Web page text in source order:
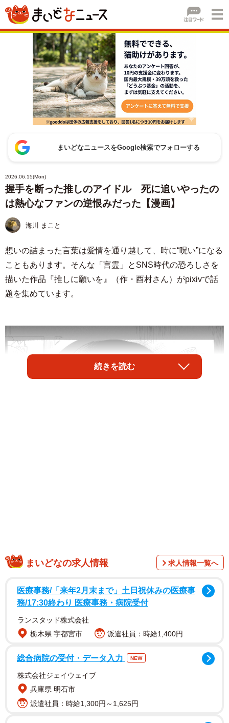
まいどなニュースをGoogle検索でフォローする
2026.06.15(Mon)
握手を断った推しのアイドル 死に追いやったの
は熱心なファンの逆恨みだった【漫画】
海川 まこと
想いの詰まった言葉は愛情を通り越して、時に“呪い”になる
こともあります。そんな「言霊」とSNS時代の恐ろしさを
描いた作品『推しに願いを』（作・酉村さん）がpixivで話
題を集めています。
推していたアイドルの死から始まる物語 ©Torimura/SQUARE ENIX
知ってる？人の言葉には力があるの。みんなの応援の力で
私たちここまでこれたよ！」とファンへ感謝を語る場面か
ら始まります。しかし次の瞬間、リリーの死を伝えるニュ
ースを涙ながらに見つめる男性・坂下の姿が映し出されま
が明かされていました。
続きを読む
まいどなの求人情報 求人情報一覧へ
医療事務/「来年2月末まで」土日祝休みの医療事
務/17:30終わり 医療事務・病院受付
ランスタッド株式会社
栃木県 宇都宮市
派遣社員：時給1,400円
総合病院の受付・データ入力 NEW
株式会社ジェイウェイブ
兵庫県 明石市
派遣社員：時給1,300円～1,625円